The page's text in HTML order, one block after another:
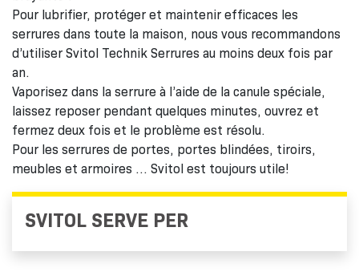
Pour lubrifier, protéger et maintenir efficaces les
serrures dans toute la maison, nous vous recommandons
d’utiliser Svitol Technik Serrures au moins deux fois par
an.
Vaporisez dans la serrure à l’aide de la canule spéciale,
laissez reposer pendant quelques minutes, ouvrez et
fermez deux fois et le problème est résolu.
Pour les serrures de portes, portes blindées, tiroirs,
meubles et armoires … Svitol est toujours utile!
SVITOL SERVE PER